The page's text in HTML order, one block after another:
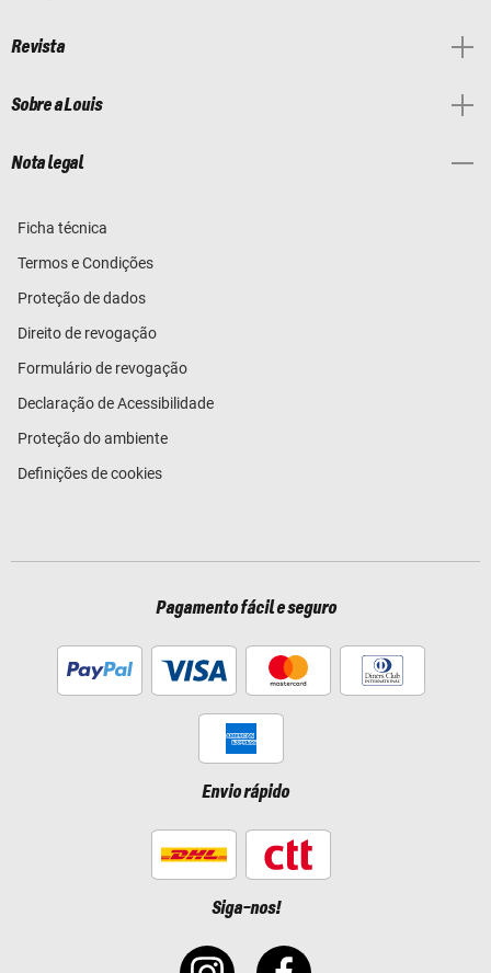
Revista
Sobre a Louis
Nota legal
Ficha técnica
Termos e Condições
Proteção de dados
Direito de revogação
Formulário de revogação
Declaração de Acessibilidade
Proteção do ambiente
Definições de cookies
Pagamento fácil e seguro
Envio rápido
Siga-nos!